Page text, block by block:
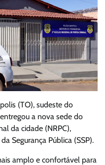
(TO), sudeste do
a nova sede do
da cidade (NRPC),
Segurança Pública (SSP).
amplo e confortável para